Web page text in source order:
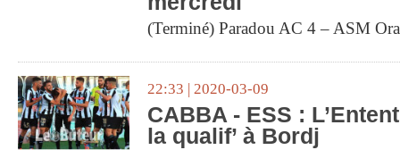
(Terminé) Paradou AC 4 – ASM
22:33 | 2020-03-09
CABBA - ESS :
la qualif’ à Bordj